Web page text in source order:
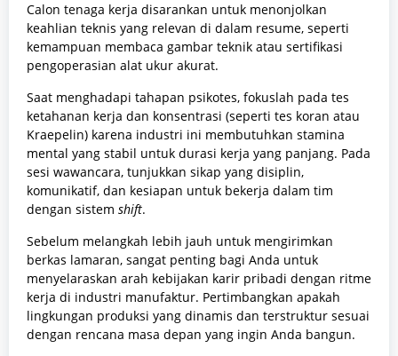
Calon tenaga kerja disarankan untuk menonjolkan
keahlian teknis yang relevan di dalam resume, seperti
kemampuan membaca gambar teknik atau sertifikasi
pengoperasian alat ukur akurat.
Saat menghadapi tahapan psikotes, fokuslah pada tes
ketahanan kerja dan konsentrasi (seperti tes koran atau
Kraepelin) karena industri ini membutuhkan stamina
mental yang stabil untuk durasi kerja yang panjang. Pada
sesi wawancara, tunjukkan sikap yang disiplin,
komunikatif, dan kesiapan untuk bekerja dalam tim
dengan sistem shift.
Sebelum melangkah lebih jauh untuk mengirimkan
berkas lamaran, sangat penting bagi Anda untuk
menyelaraskan arah kebijakan karir pribadi dengan ritme
kerja di industri manufaktur. Pertimbangkan apakah
lingkungan produksi yang dinamis dan terstruktur sesuai
dengan rencana masa depan yang ingin Anda bangun.